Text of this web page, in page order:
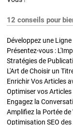
12 conseils pour
Développez une
Présentez-vous :
L'Art de Choisir un
Optimiser vos
Engagez la
Amplifiez la Portée